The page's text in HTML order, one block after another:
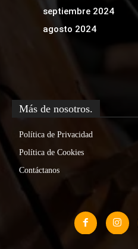
septiembre 2024
agosto 2024
Más de nosotros.
Política de Privacidad
Política de Cookies
Contáctanos